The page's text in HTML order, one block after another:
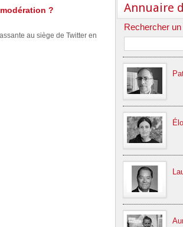
?
au siège de Twitter en
Annuaire
Rechercher